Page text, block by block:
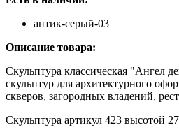
антик-серый-03
Описание товара:
Скульптура классическая "Ангел
скульптур для архитектурного
скверов, загородных владений,
Скульптура артикул 423 высотой